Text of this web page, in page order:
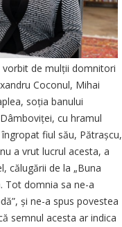
vorbit de mulții domnitori
Coconul, Mihai
soția banului
cu hramul
fiul său, Pătrașcu,
a vrut lucrul acesta, a
călugării de la „Buna
Tot domnia sa ne-a
și ne-a spus povestea
semnul acesta ar indica